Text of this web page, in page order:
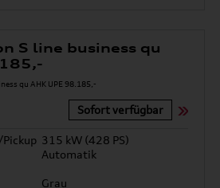
S line business qu
Sofort verfügbar
315 kW (428 PS)
Automatik
Grau